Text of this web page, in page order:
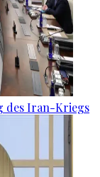
des Iran-Kriegs